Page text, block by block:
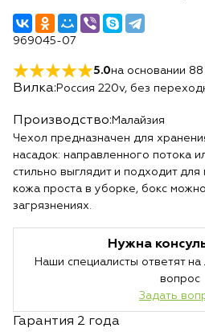
969045-07
5.0на основании 88
Вилка: Россия 220v, без
Производство: Малайзия
Чехол предназначен для
насадок: направленного потока
стильно выглядит и подходит
кожа проста в уборке, бокс
загрязнениях.
Нужна
Наши специалисты ответят
вопрос
Задать
Гарантия 2 года